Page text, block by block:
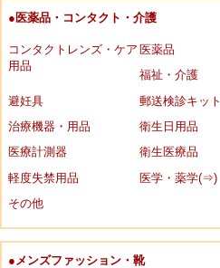
●医薬品・コンタクト・介護
コンタクトレンズ・ケア
用品
医薬品
福祉・介護
避妊具
郵送検診キット
治療機器・用品
衛生日用品
医療計測器
衛生医療品
軽度失禁用品
医学・薬学(⇒)
その他
●メンズファッション・靴